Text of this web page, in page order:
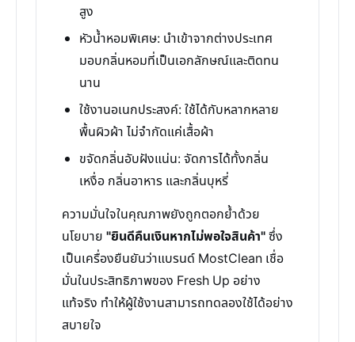
สูง
หัวน้ำหอมพิเศษ: นำเข้าจากต่างประเทศ
มอบกลิ่นหอมที่เป็นเอกลักษณ์และติดทน
นาน
ใช้งานอเนกประสงค์: ใช้ได้กับหลากหลาย
พื้นผิวผ้า ไม่จำกัดแค่เสื้อผ้า
ขจัดกลิ่นอับฝังแน่น: จัดการได้ทั้งกลิ่น
เหงื่อ กลิ่นอาหาร และกลิ่นบุหรี่
ความมั่นใจในคุณภาพยังถูกตอกย้ำด้วย
นโยบาย "ยินดีคืนเงินหากไม่พอใจสินค้า"ซึ่ง
เป็นเครื่องยืนยันว่าแบรนด์ MostClean เชื่อ
มั่นในประสิทธิภาพของ Fresh Up อย่าง
แท้จริง ทำให้ผู้ใช้งานสามารถทดลองใช้ได้อย่าง
สบายใจ